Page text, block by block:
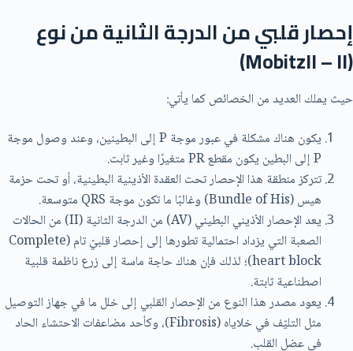
إحصار قلبي من الدرجة الثانية من نوع
(MobitzII – II)
حيث يملك العديد من الخصائص كما يأتي:
يكون هناك مشكلة في عبور موجة P إلى البطينين، وعند وصول موجة
P إلى البطين يكون مقطع PR متغيرًا وغير ثابت.
تتركز منطقة هذا الإحصار تحت العقدة الأذينية البطينية، أو تحت حزمة
هيس (Bundle of His) وغالبًا ما تكون موجة QRS متوسعة.
يعد الإحصار الأذيني البطيني (AV) من الدرجة الثانية (II) من الحالات
الصعبة التي يزداد احتمالية تطورها إلى إحصار قلبيّ تام (Complete
heart block)؛ لذلك فإن هناك حاجة ماسة إلى زرع ناظمة قلبية
اصطناعية ثابتة.
يعود مصدر هذا النوع من الإحصار القلبي إلى خلل ما في جهاز التوصيل
مثل التليّف في خلاياه (Fibrosis)، وكأحد مضاعفات الاحتشاء الحاد
في عضل القلب.